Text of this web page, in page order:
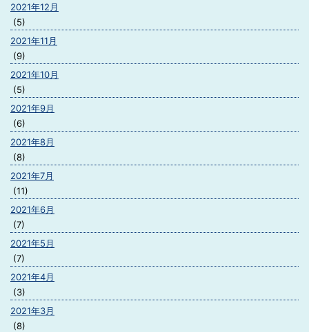
2021年12月
(5)
2021年11月
(9)
2021年10月
(5)
2021年9月
(6)
2021年8月
(8)
2021年7月
(11)
2021年6月
(7)
2021年5月
(7)
2021年4月
(3)
2021年3月
(8)